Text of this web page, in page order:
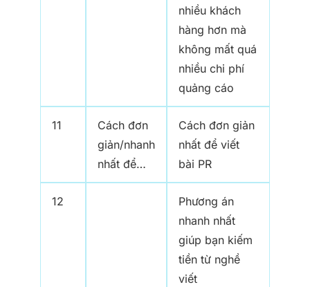
nhiều khách
hàng hơn mà
không mất quá
nhiều chi phí
quảng cáo
11
Cách đơn
giản/nhanh
nhất để…
Cách đơn giản
nhất để viết
bài PR
12
Phương án
nhanh nhất
giúp bạn kiếm
tiền từ nghề
viết